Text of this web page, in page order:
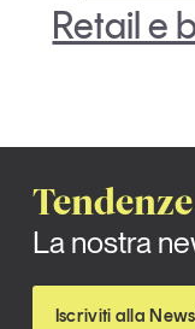
Retail e
La nostra
Iscriviti alla